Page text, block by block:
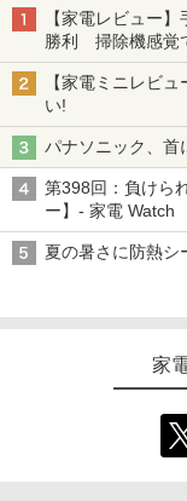
【家電レビュー
勝利 掃除機感覚
【家電ミニレビ
い!
パナソニック、首
第398回：負けら
ー】- 家電 Watch
夏の暑さに防熱
家